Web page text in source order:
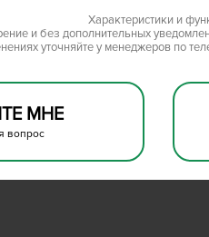
Характеристики и
и без дополнительных
уточняйте у менеджеров по
МНЕ
вопрос